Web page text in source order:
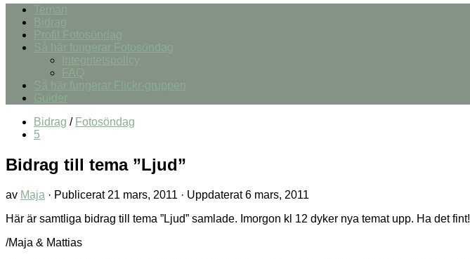
Teman
Bidrag
Profil Fotosöndag
Så här fungerar Fotosöndag
Integritetspolicy
FAQ
Så här fungerar Flickr-gruppen
Guider
Bidrag / Fotosöndag
5
Bidrag till tema ”Ljud”
av Maja · Publicerat 21 mars, 2011 · Uppdaterat6 mars, 2011
Här är samtliga bidrag till tema ”Ljud” samlade. Imorgon kl 12 dyker nya temat upp. Ha det fint!
/Maja & Mattias